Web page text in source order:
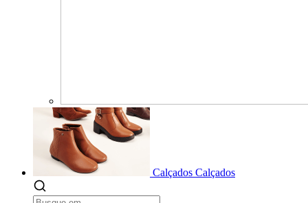
Calçados Calçados